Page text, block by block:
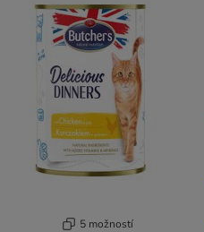
5 možností